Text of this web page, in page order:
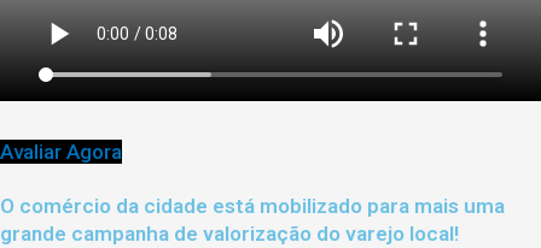
Avaliar Agora
O comércio da cidade está mobilizado para mais uma
grande campanha de valorização do varejo local!